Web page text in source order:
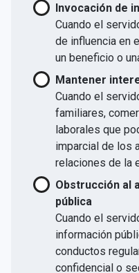
Invocación de
Cuando el
de influencia en
un beneficio o
Mantener
Cuando el
familiares,
laborales que
imparcial de los
relaciones de la
Obstrucción al
pública
Cuando el
información
conductos
confidencial o